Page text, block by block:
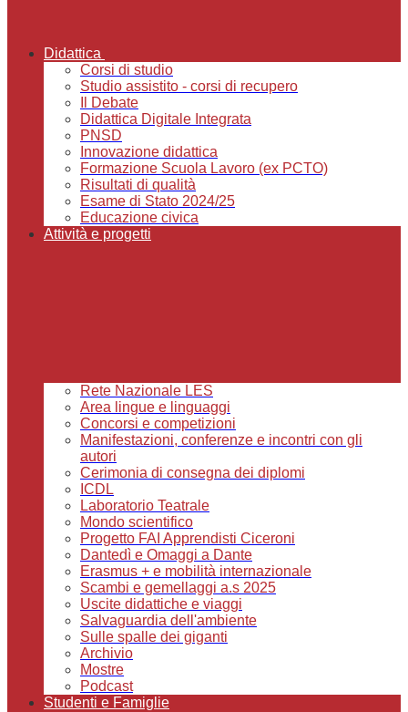
Didattica
Corsi di studio
Studio assistito - corsi di recupero
Il Debate
Didattica Digitale Integrata
PNSD
Innovazione didattica
Formazione Scuola Lavoro (ex PCTO)
Risultati di qualità
Esame di Stato 2024/25
Educazione civica
Attività e progetti
Rete Nazionale LES
Area lingue e linguaggi
Concorsi e competizioni
Manifestazioni, conferenze e incontri con gli
autori
Cerimonia di consegna dei diplomi
ICDL
Laboratorio Teatrale
Mondo scientifico
Progetto FAI Apprendisti Ciceroni
Dantedì e Omaggi a Dante
Erasmus + e mobilità internazionale
Scambi e gemellaggi a.s 2025
Uscite didattiche e viaggi
Salvaguardia dell'ambiente
Sulle spalle dei giganti
Archivio
Mostre
Podcast
Studenti e Famiglie